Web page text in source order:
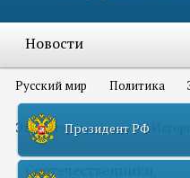
Новости
Русский мир Политика
Это интересно всем
Соотечественники
Президент РФ